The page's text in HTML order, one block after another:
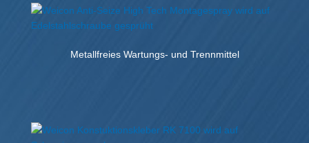
Metallfreies Wartungs- und Trennmittel